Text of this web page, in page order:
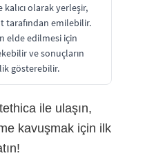
olarak yerleşir,
tarafından emilebilir.
elde edilmesi için
ve sonuçların
gösterebilir.
ile ulaşın,
kavuşmak için ilk